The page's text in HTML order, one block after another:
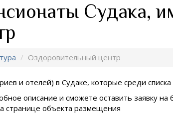
Судака,
Оздоровительный центр
и отелей) в Судаке, которые среди списка
описание и сможете оставить заявку
странице объекта размещения